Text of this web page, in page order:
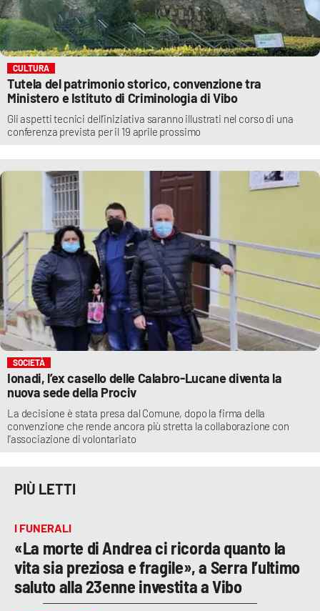
CULTURA
Tutela del patrimonio storico, convenzione tra
Ministero e Istituto di Criminologia di Vibo
Gli aspetti tecnici dell’iniziativa saranno illustrati nel corso di una
conferenza prevista per il 19 aprile prossimo
SOCIETÀ
Ionadi, l’ex casello delle Calabro-Lucane diventa la
nuova sede della Prociv
La decisione è stata presa dal Comune, dopo la firma della
convenzione che rende ancora più stretta la collaborazione con
l'associazione di volontariato
PIÙ LETTI
I FUNERALI
«La morte di Andrea ci ricorda quanto la
vita sia preziosa e fragile», a Serra l’ultimo
saluto alla 23enne investita a Vibo